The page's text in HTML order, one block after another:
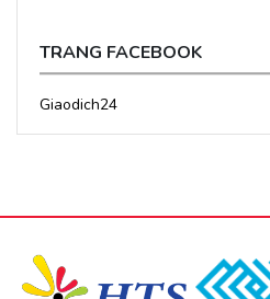
TRANG FACEBOOK
Giaodich24